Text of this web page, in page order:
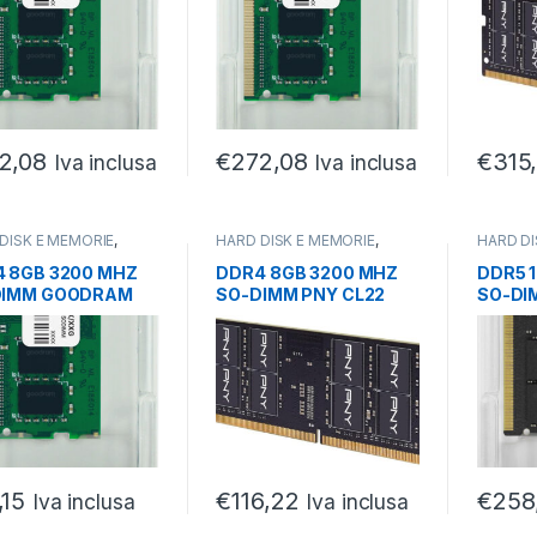
Iva inclusa €272,08 Iva inclusa €
E MEMORIE,
SODIMM
8GB 3200 MHZ
GOODRAM
Iva inclusa
HARD DISK E MEMORIE,
SODIMM
DDR4 8GB 3200 MHZ
SO-DIMM PNY CL22
€116,22 Iva inclusa
HARD
DDR5
SO-
CL46
€